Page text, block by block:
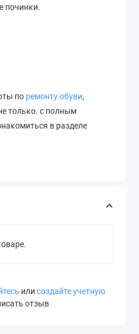
починки.
по ремонту обуви,
только. с полным
в разделе
или создайте учетную
отзыв